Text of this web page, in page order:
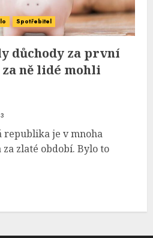
Spotřebitel
důchody za první
ně lidé mohli
republika je v mnoha
zlaté období. Bylo to